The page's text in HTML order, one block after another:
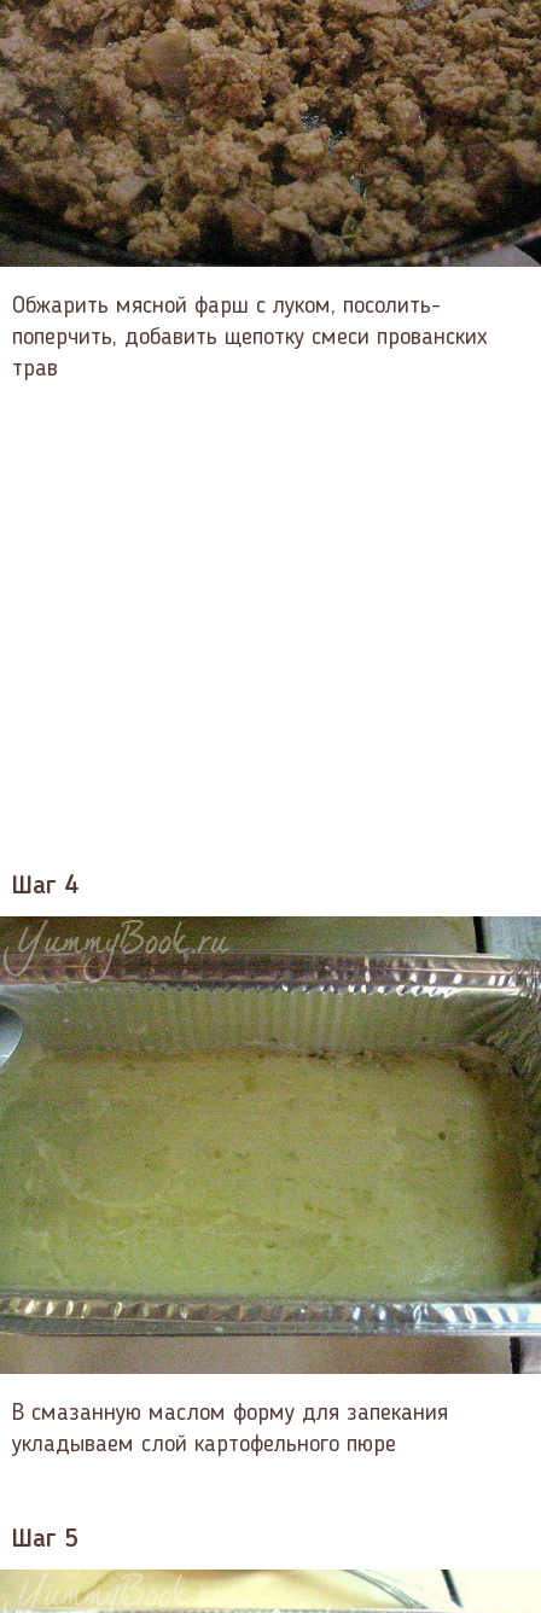
Обжарить мясной фарш с луком, посолить-
поперчить, добавить щепотку смеси прованских
трав
Шаг 4
В смазанную маслом форму для запекания
укладываем слой картофельного пюре
Шаг 5